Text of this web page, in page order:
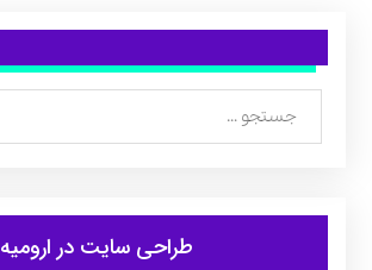
طراحی سایت در ارومیه